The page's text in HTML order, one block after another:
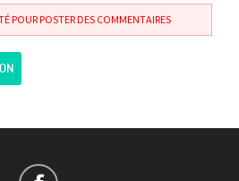
POUR POSTER DES COMMENTAIRES